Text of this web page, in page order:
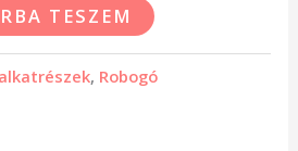
TESZEM
, Robogó